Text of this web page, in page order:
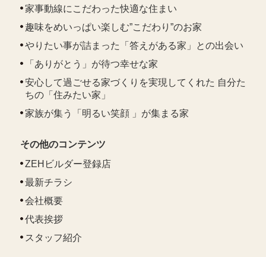
家事動線にこだわった快適な住まい
趣味をめいっぱい楽しむ”こだわり”のお家
やりたい事が詰まった「答えがある家」との出会い
「ありがとう」が待つ幸せな家
安心して過ごせる家づくりを実現してくれた 自分た
ちの「住みたい家」
家族が集う「明るい笑顔 」が集まる家
その他のコンテンツ
ZEHビルダー登録店
最新チラシ
会社概要
代表挨拶
スタッフ紹介